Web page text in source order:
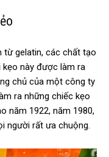
từ gelatin, các chất tạo
kẹo này được làm ra
chủ của một công ty
ra những chiếc kẹo
năm 1922, năm 1980,
người rất ưa chuộng.